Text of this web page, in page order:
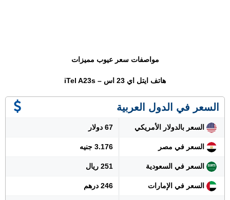
مواصفات سعر عيوب مميزات
هاتف ايتل اي 23 اس – iTel A23s
السعر في الدول العربية
السعر بالدولار الأمريكي 67 دولار
السعر في مصر 3.176 جنيه
السعر في السعودية 251 ريال
السعر في الإمارات 246 درهم